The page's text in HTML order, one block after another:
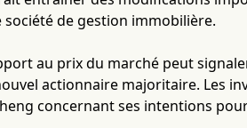
de gestion immobilière.
au prix du marché peut
actionnaire majoritaire. Les
concernant ses intentions